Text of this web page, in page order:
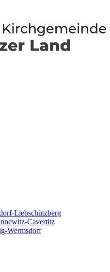
Liebschützberg
Cavertitz
Wermsdorf